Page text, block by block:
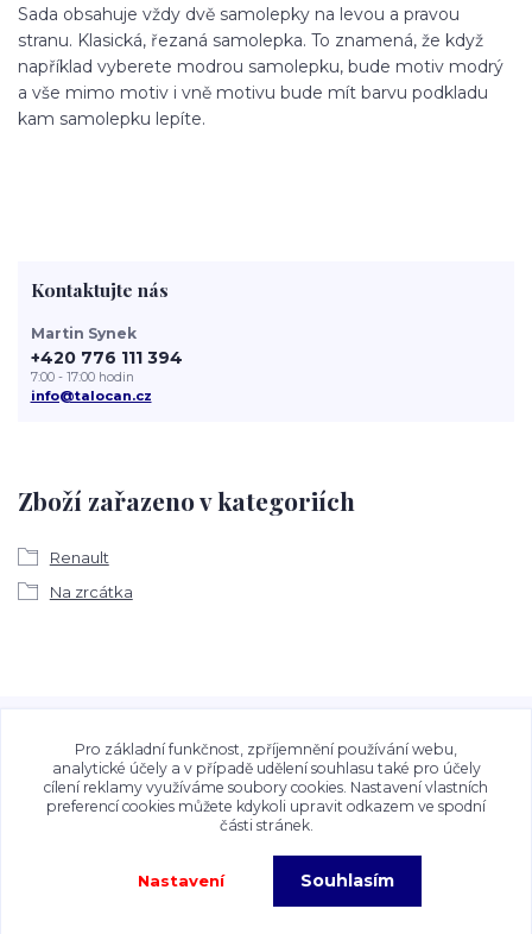
Sada obsahuje vždy dvě samolepky na levou a pravou
stranu. Klasická, řezaná samolepka. To znamená, že když
například vyberete modrou samolepku, bude motiv modrý
a vše mimo motiv i vně motivu bude mít barvu podkladu
kam samolepku lepíte.
Zboží zařazeno v kategoriích
Renault
Na zrcátka
Kontaktujte nás
Martin Synek
+420 776 111 394
7:00 - 17:00 hodin
info@talocan.cz
obsah zveřejněný na stránkách Talocan.cz a
CeskeSamolepky.cz jsou chráněny autorským právem. Jejich
použití bez předchozího písemného souhlasu provozovatele
je zakázáno.
Pro základní funkčnost, zpříjemnění používání webu,
analytické účely a v případě udělení souhlasu také pro účely
cílení reklamy využíváme soubory cookies. Nastavení vlastních
preferencí cookies můžete kdykoli upravit odkazem ve spodní
části stránek.
Nastavení Souhlasím